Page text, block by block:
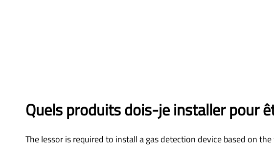
Quels produits dois-je installer pour
The lessor is required to install a gas detection device based on